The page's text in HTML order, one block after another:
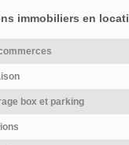
immobiliers en
box et parking